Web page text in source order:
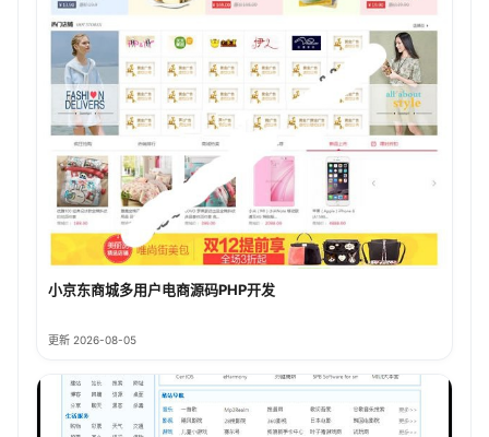
小京东商城多用户电商源码PHP开发
更新 2026-08-05